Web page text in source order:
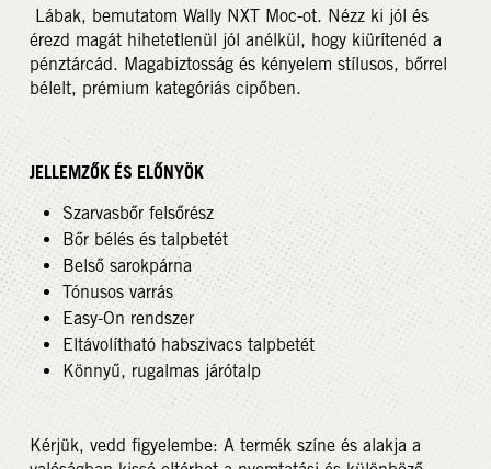
Lábak, bemutatom Wally NXT Moc-ot. Nézz ki jól és
érezd magát hihetetlenül jól anélkül, hogy kiürítenéd a
pénztárcád. Magabiztosság és kényelem stílusos, bőrrel
bélelt, prémium kategóriás cipőben.
JELLEMZŐK ÉS ELŐNYÖK
Szarvasbőr felsőrész
Bőr bélés és talpbetét
Belső sarokpárna
Tónusos varrás
Easy-On rendszer
Eltávolítható habszivacs talpbetét
Könnyű, rugalmas járótalp
Kérjük, vedd figyelembe: A termék színe és alakja a